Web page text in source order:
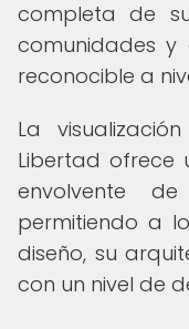
completa de
comunidades
reconocible a
La
Libertad ofrece
envolvente
permitiendo a
diseño, su
con un nivel de